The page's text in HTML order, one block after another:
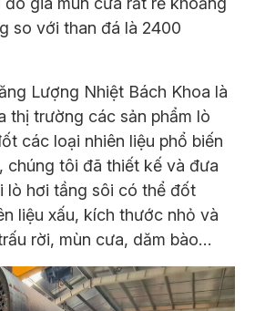
so với than đá là 2400
Lượng Nhiệt Bách Khoa là
thị trường các sản phẩm lò
các loại nhiên liệu phổ biến
chúng tôi đã thiết kế và đưa
lò hơi tầng sôi có thể đốt
liệu xấu, kích thước nhỏ và
rời, mùn cưa, dăm bào…